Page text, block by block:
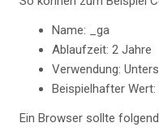
Name: _ga
Ablaufzeit: 2 Jahre
Verwendung:
Beispielhafter Wert:
Ein Browser sollte